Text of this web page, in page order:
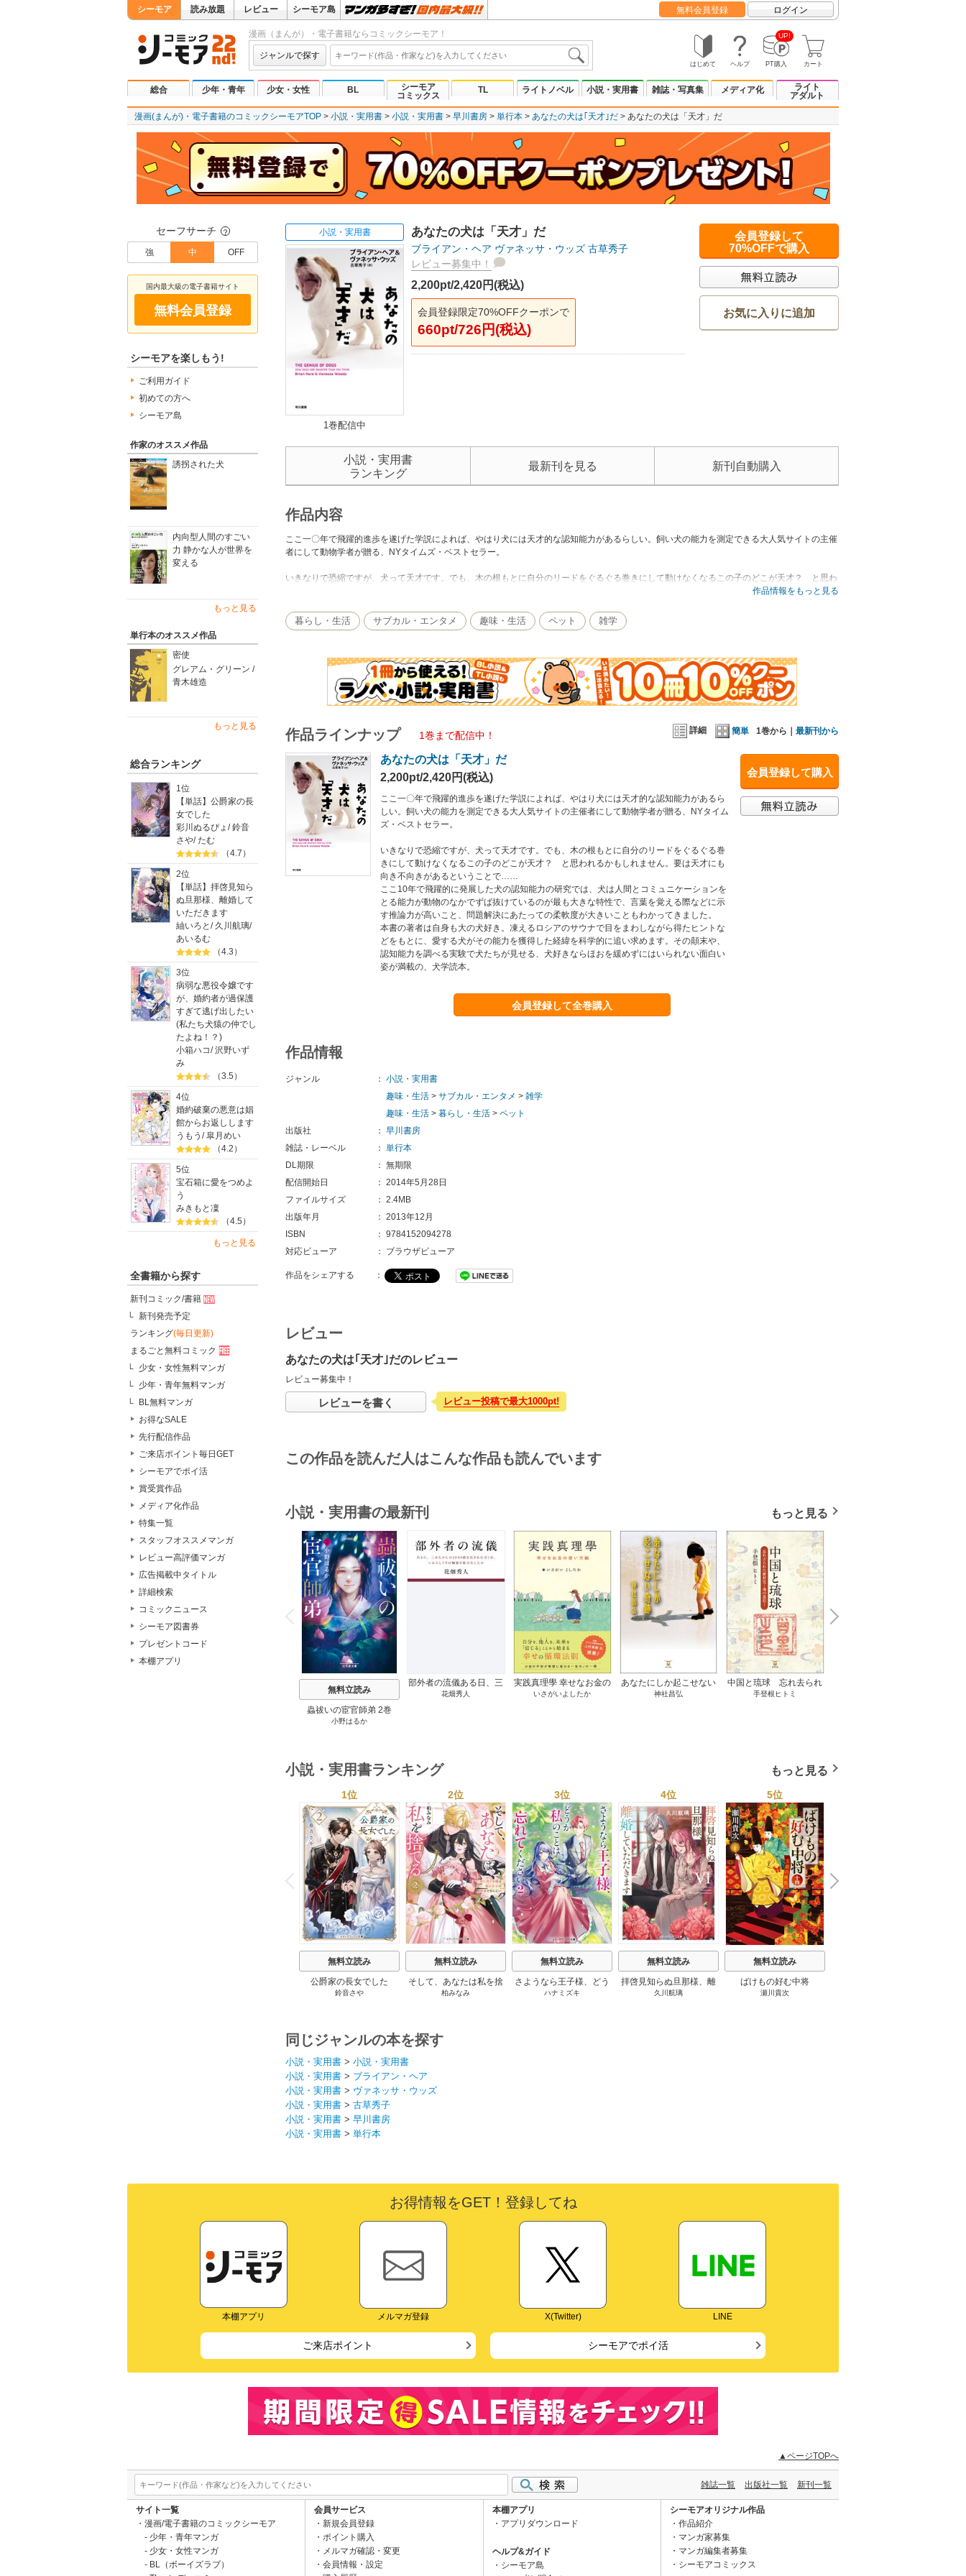
シーモア 読み放題 レビュー シーモア島 無料会員登録 ログイン
漫画（まんが）・電子書籍ならコミックシーモア！
ジャンルで探す
はじめて ヘルプ
UP!
PT購入 カート
総合 少年・青年 少女・女性 BL
シーモア
コミックス
TL ライトノベル 小説・実用書 雑誌・写真集 メディア化
ライト
アダルト
漫画(まんが)・電子書籍のコミックシーモアTOP 小説・実用書 小説・実用書 早川書房 単行本 あなたの犬は｢天才｣だ あなたの犬は「天才」だ
セーフサーチ ？
強 中 OFF
国内最大級の電子書籍サイト
無料会員登録
シーモアを楽しもう!
ご利用ガイド
初めての方へ
シーモア島
作家のオススメ作品
誘拐された犬
内向型人間のすごい
力 静かな人が世界を
変える
もっと見る
単行本のオススメ作品
密使
グレアム・グリーン /
青木雄造
もっと見る
総合ランキング
1位
【単話】公爵家の長
女でした
彩川ぬるぴょ /鈴音
さや/たむ
（4.7）
2位
【単話】拝啓見知ら
ぬ旦那様、離婚して
いただきます
紬いろと / 久川航璃/
あいるむ
（4.3）
3位
病弱な悪役令嬢です
が、婚約者が過保護
すぎて逃げ出したい
(私たち犬猿の仲でし
たよね！？)
小箱ハコ/沢野いず
み
（3.5）
4位
婚約破棄の悪意は娼
館からお返しします
うもう /皐月めい
（4.2）
5位
宝石箱に愛をつめよ
う
みきもと凜
（4.5）
もっと見る
全書籍から探す
新刊コミック/書籍
新刊発売予定
ランキング(毎日更新)
まるごと無料コミック
少女・女性無料マンガ
少年・青年無料マンガ
BL無料マンガ
お得なSALE
先行配信作品
ご来店ポイント毎日GET
シーモアでポイ活
賞受賞作品
メディア化作品
特集一覧
スタッフオススメマンガ
レビュー高評価マンガ
広告掲載中タイトル
詳細検索
コミックニュース
シーモア図書券
プレゼントコード
本棚アプリ
小説・実用書
1巻配信中
あなたの犬は「天才」だ
ブライアン・ヘア ヴァネッサ・ウッズ 古草秀子
レビュー募集中！
2,200pt/2,420円(税込)
会員登録限定70%OFFクーポンで
660pt/726円(税込)
会員登録して
70%OFFで購入
お気に入りに追加
小説・実用書
ランキング
最新刊を見る 新刊自動購入
作品内容
ここ一〇年で飛躍的進歩を遂げた学説によれば、やはり犬には天才的な認知能力があるらしい。飼い犬の能力を測定できる大人気サイトの主催
者にして動物学者が贈る、NYタイムズ・ベストセラー。
いきなりで恐縮ですが、犬って天才です。でも、木の根もとに自分のリードをぐるぐる巻きにして動けなくなるこの子のどこが天才？ と思わ
な特性で、言葉を覚える際などに示す推論力が高いこと、問題解決にあたっての柔軟度が大きいこともわかってきました。
本書の著者は自身も大の犬好き。凍えるロシアのサウナで目をまわしながら得たヒントなどをもとに、愛する犬がその能力を獲得した経緯を科
作品情報をもっと見る
暮らし・生活 サブカル・エンタメ 趣味・生活 ペット 雑学
詳細 簡単 1巻から｜ 最新刊から
作品ラインナップ 1巻まで配信中！
会員登録して購入
あなたの犬は「天才」だ
2,200pt/2,420円(税込)
ここ一〇年で飛躍的進歩を遂げた学説によれば、やはり犬には天才的な認知能力があるら
しい。飼い犬の能力を測定できる大人気サイトの主催者にして動物学者が贈る、NYタイム
ズ・ベストセラー。
いきなりで恐縮ですが、犬って天才です。でも、木の根もとに自分のリードをぐるぐる巻
きにして動けなくなるこの子のどこが天才？ と思われるかもしれません。要は天才にも
向き不向きがあるということで……
ここ10年で飛躍的に発展した犬の認知能力の研究では、犬は人間とコミュニケーションを
とる能力が動物のなかでずば抜けているのが最も大きな特性で、言葉を覚える際などに示
す推論力が高いこと、問題解決にあたっての柔軟度が大きいこともわかってきました。
本書の著者は自身も大の犬好き。凍えるロシアのサウナで目をまわしながら得たヒントな
どをもとに、愛する犬がその能力を獲得した経緯を科学的に追い求めます。その顛末や、
認知能力を調べる実験で犬たちが見せる、犬好きならほおを緩めずにはいられない面白い
姿が満載の、犬学読本。
会員登録して全巻購入
作品情報
ジャンル ： 小説・実用書
趣味・生活 > サブカル・エンタメ > 雑学
趣味・生活 > 暮らし・生活 > ペット
出版社
： 早川書房
雑誌・レーベル
： 単行本
DL期限
： 無期限
配信開始日
： 2014年5月28日
ファイルサイズ
： 2.4MB
出版年月
： 2013年12月
ISBN
： 9784152094278
対応ビューア
： ブラウザビューア
作品をシェアする ：
レビュー
あなたの犬は｢天才｣だのレビュー
レビュー募集中！
レビューを書く レビュー投稿で最大1000pt!
この作品を読んだ人はこんな作品も読んでいます
小説・実用書の最新刊 もっと見る
P
r
e
v
i
o
u
s
無料立読み
蟲祓いの宦官師弟 2巻
小野はるか
部外者の流儀ある日、三
木たかしの5000曲を託さ
花畑秀人
実践真理學 幸せなお金の
使い方編 1巻
いさがいよしたか
あなたにしか起こせない
奇跡 1巻
神社昌弘
中国と琉球 忘れ去られ
た冊封史―魂の進化― 1
手登根ヒトミ
N
e
x
t
小説・実用書ランキング もっと見る
P
r
e
v
i
o
u
s
1位
無料立読み
公爵家の長女でした
鈴音さや
2位
無料立読み
そして、あなたは私を捨
てる
柏みなみ
3位
無料立読み
さようなら王子様、どう
か私のことは忘れてくだ
ハナミズキ
4位
無料立読み
拝啓見知らぬ旦那様、離
婚していただきます
久川航璃
5位
無料立読み
ばけもの好む中将
瀬川貴次
N
e
x
t
同じジャンルの本を探す
小説・実用書 > 小説・実用書
小説・実用書 > ブライアン・ヘア
小説・実用書 > ヴァネッサ・ウッズ
小説・実用書 > 古草秀子
小説・実用書 > 早川書房
小説・実用書 > 単行本
お得情報をGET！登録してね
本棚アプリ メルマガ登録 X(Twitter) LINE
ご来店ポイント シーモアでポイ活
▲ページTOPへ
雑誌一覧 出版社一覧 新刊一覧
サイト一覧
漫画/電子書籍のコミックシーモア
少年・青年マンガ
少女・女性マンガ
BL（ボーイズラブ）
会員サービス
新規会員登録
ポイント購入
メルマガ確認・変更
会員情報・設定
本棚アプリ
アプリダウンロード
ヘルプ&ガイド
シーモア島
シーモアオリジナル作品
作品紹介
マンガ家募集
マンガ編集者募集
シーモアコミックス